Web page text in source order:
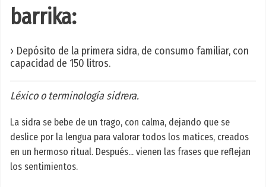
barrika:
› Depósito de la primera sidra, de consumo familiar, con
capacidad de 150 litros.
Léxico o terminología sidrera.
La sidra se bebe de un trago, con calma, dejando que se
deslice por la lengua para valorar todos los matices, creados
en un hermoso ritual. Después... vienen las frases que reflejan
los sentimientos.